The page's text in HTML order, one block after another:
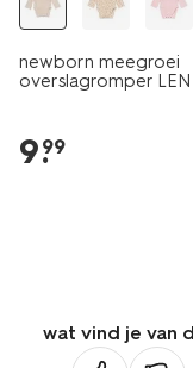
newborn meegroei
overslagromper
9.
99
wat vind je van